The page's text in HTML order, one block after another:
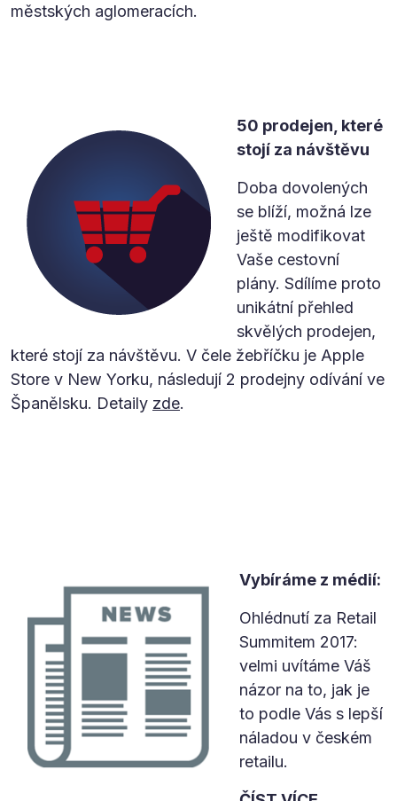
městských aglomeracích.
50 prodejen, které
stojí za návštěvu
Doba dovolených
se blíží, možná lze
ještě modifikovat
Vaše cestovní
plány. Sdílíme proto
unikátní přehled
skvělých prodejen,
které stojí za návštěvu. V čele žebříčku je Apple
Store v New Yorku, následují 2 prodejny odívání ve
Španělsku. Detaily zde.
Vybíráme z médií:
Ohlédnutí za Retail
Summitem 2017:
velmi uvítáme Váš
názor na to, jak je
to podle Vás s lepší
náladou v českém
retailu.